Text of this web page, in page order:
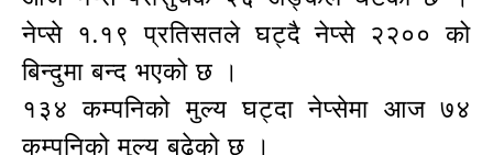
नेप्से १.१९ प्रतिसतले घट्दै नेप्से २२०० को
बिन्दुमा बन्द भएको छ ।
१३४ कम्पनिको मुल्य घट्दा नेप्सेमा आज ७४
कम्पनिको मुल्य बढेको छ ।